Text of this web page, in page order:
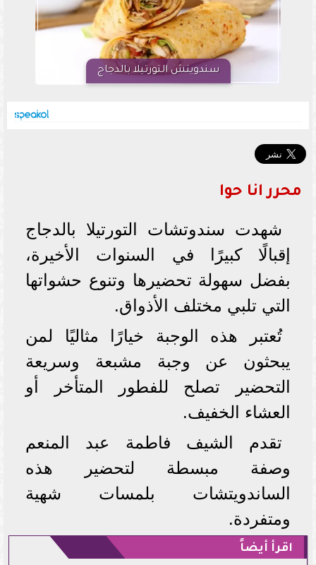
سندويتش التورتيلا بالدجاج
محرر انا حوا
شهدت سندوتشات التورتيلا بالدجاج
إقبالًا كبيرًا في السنوات الأخيرة،
بفضل سهولة تحضيرها وتنوع حشواتها
التي تلبي مختلف الأذواق.
تُعتبر هذه الوجبة خيارًا مثاليًا لمن
يبحثون عن وجبة مشبعة وسريعة
التحضير تصلح للفطور المتأخر أو
العشاء الخفيف.
تقدم الشيف فاطمة عبد المنعم
وصفة مبسطة لتحضير هذه
الساندويتشات بلمسات شهية
ومتفردة.
اقرأ أيضاً